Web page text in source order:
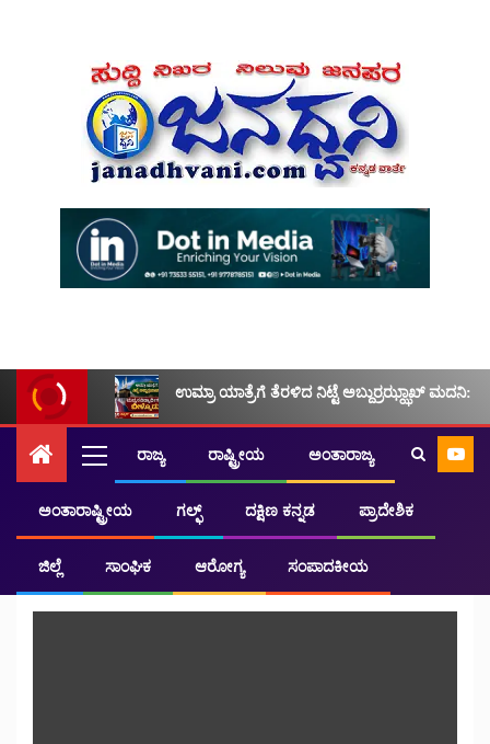
ಉಮ್ರಾ ಯಾತ್ರೆಗೆ ತೆರಳಿದ ನಿಟ್ಟೆ ಅಬ್ದುರ್ರಝ್ಝಾಖ್ ಮದನಿ:
ರಾಜ್ಯ ರಾಷ್ಟ್ರೀಯ ಅಂತಾರಾಜ್ಯ
ಅಂತಾರಾಷ್ಟ್ರೀಯ ಗಲ್ಫ್ ದಕ್ಷಿಣ ಕನ್ನಡ ಪ್ರಾದೇಶಿಕ
ಜಿಲ್ಲೆ ಸಾಂಘಿಕ ಆರೋಗ್ಯ ಸಂಪಾದಕೀಯ
ಜಿಲ್ಲೆ